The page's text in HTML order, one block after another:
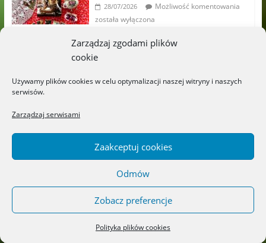
Zarządzaj zgodami plików
cookie
Używamy plików cookies w celu optymalizacji naszej witryny i naszych
serwisów.
Zarządzaj serwisami
Zaakceptuj cookies
Odmów
Zobacz preferencje
Polityka plików cookies
28/07/2026
Możliwość komentowania
została wyłączona
Najpiękniejsze książki o ziołach,
kwiatach i aromaterapii –
20/07/2026
Możliwość komentowania
18/07/2026
Możliwość komentowania
Wydawnictwo CZYTALISEK
została wyłączona